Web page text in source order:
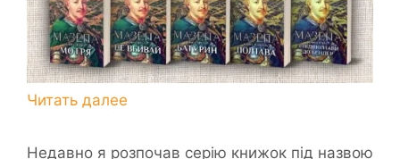
Недавно я розпочав серію книжок під назвою